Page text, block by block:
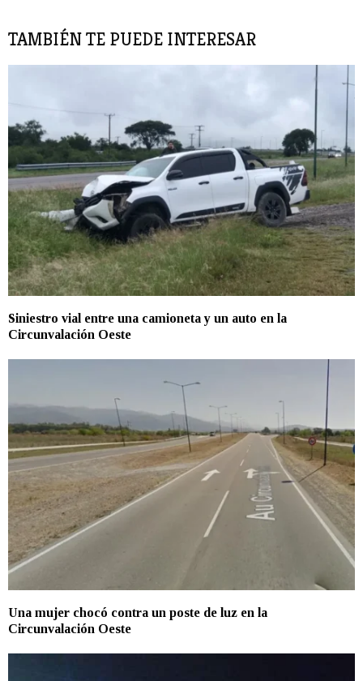
TAMBIÉN TE PUEDE INTERESAR
Siniestro vial entre una camioneta y un auto en la
Circunvalación Oeste
Una mujer chocó contra un poste de luz en la
Circunvalación Oeste